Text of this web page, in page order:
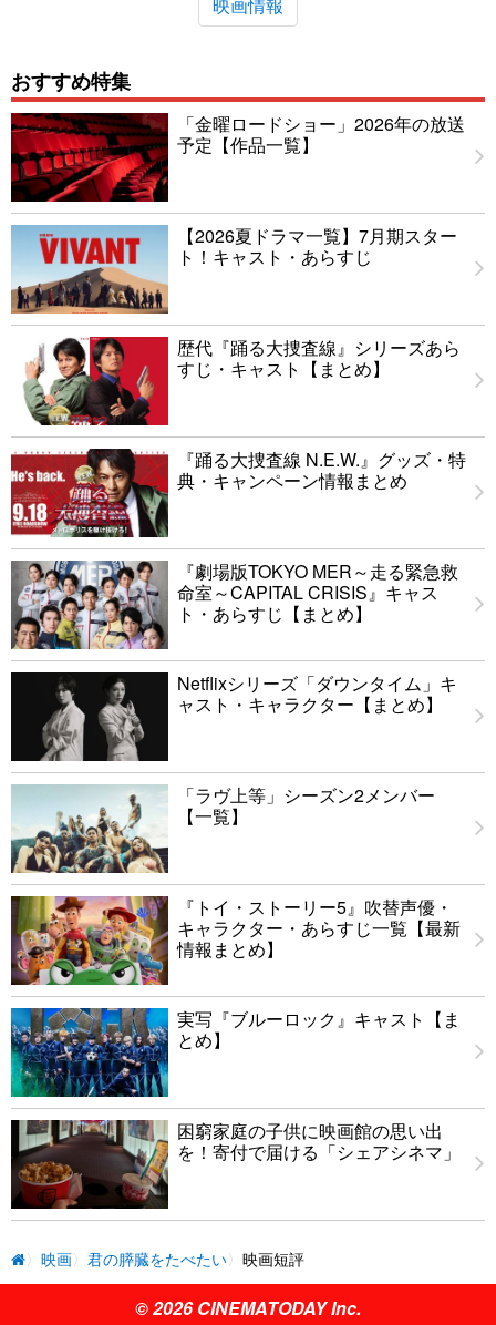
おすすめ特集
「金曜ロードショー」2026年の放送
予定【作品一覧】
【2026夏ドラマ一覧】7月期スター
ト！キャスト・あらすじ
歴代『踊る大捜査線』シリーズあら
すじ・キャスト【まとめ】
『踊る大捜査線 N.E.W.』グッズ・特
典・キャンペーン情報まとめ
『劇場版TOKYO MER～走る緊急救
命室～CAPITAL CRISIS』キャス
ト・あらすじ【まとめ】
Netflixシリーズ「ダウンタイム」キ
ャスト・キャラクター【まとめ】
「ラヴ上等」シーズン2メンバー
【一覧】
『トイ・ストーリー5』吹替声優・
キャラクター・あらすじ一覧【最新
情報まとめ】
実写『ブルーロック』キャスト【ま
とめ】
困窮家庭の子供に映画館の思い出
を！寄付で届ける「シェアシネマ」
映画 君の膵臓をたべたい 映画短評
© 2026 CINEMATODAY Inc.